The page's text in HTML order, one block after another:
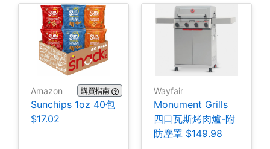
Amazon 購買指南
Sunchips 1oz 40包
$17.02
Wayfair
Monument Grills
四口瓦斯烤肉爐-附
防塵罩 $149.98